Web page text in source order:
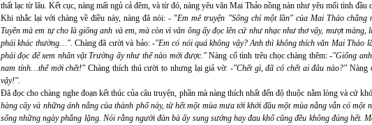
thất lạc từ lâu. Kết cục, nàng mất ngủ cả đêm, và từ đó, nàng yêu văn Mai Thảo nồng nàn như yêu mối tình đầu
Khi nhắc lại với chàng về điều này, nàng đã nói: - "Em mê truyện "Sống chỉ một lần" của Mai Thảo chẳng
Tuyền mà em tự cho là giống anh và em, mà còn vì văn ông ấy đọc lên cứ như nhạc như thơ vậy, mượt
phái khác thường…".Chàng đã cười và bảo: -"Em có nói quá không vậy? Anh thì không thích văn Mai Thảo
phải đọc để xem nhân vật Trường ấy như thế nào mới được."Nàng cố tình trêu chọc chàng thêm: -"Giống
nam tính…thế mới chết!"Chàng thích thú cười to nhưng lại giả vờ: -"Chết gì, đã có chết ai đâu nào?" Nàng
vậy!".
Đã đọc cho chàng nghe đoạn kết thúc của câu truyện, phần mà nàng thích nhất đến độ thuộc nằm lòng và cứ
hàng cây và những ánh nắng của thành phố này, từ hết một mùa mưa tới khởi đầu một mùa nắng vẫn có một
sống những ngày phẳng lặng. Nói rằng người đàn bà ấy sung sướng hay đau khổ cũng đều không đúng hết.